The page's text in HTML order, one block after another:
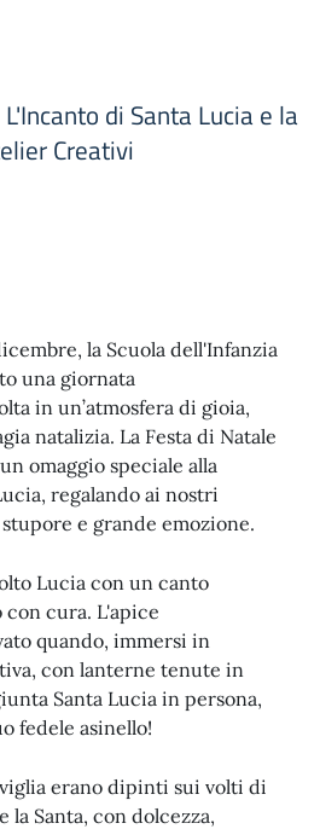
di Santa Lucia e la
Creativi
la Scuola dell'Infanzia
una giornata
in un’atmosfera di gioia,
natalizia. La Festa di Natale
omaggio speciale alla
regalando ai nostri
e grande emozione.
Lucia con un canto
cura. L'apice
quando, immersi in
con lanterne tenute in
Santa Lucia in persona,
fedele asinello!
erano dipinti sui volti di
la Santa, con dolcezza,